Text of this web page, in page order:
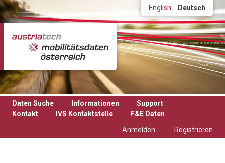
Direkt zum Inhalt English Deutsch
Daten Suche Informationen
Support
Kontakt
IVS Kontaktstelle
F&E Daten
Anmelden
Registrieren